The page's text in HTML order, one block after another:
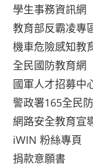
學生事務資訊網
教育部反霸凌專
機車危險感知教
全民國防教育網
國軍人才招募中
警政署165全民
網路安全教育宣
iWIN 粉絲專頁
捐款意願書